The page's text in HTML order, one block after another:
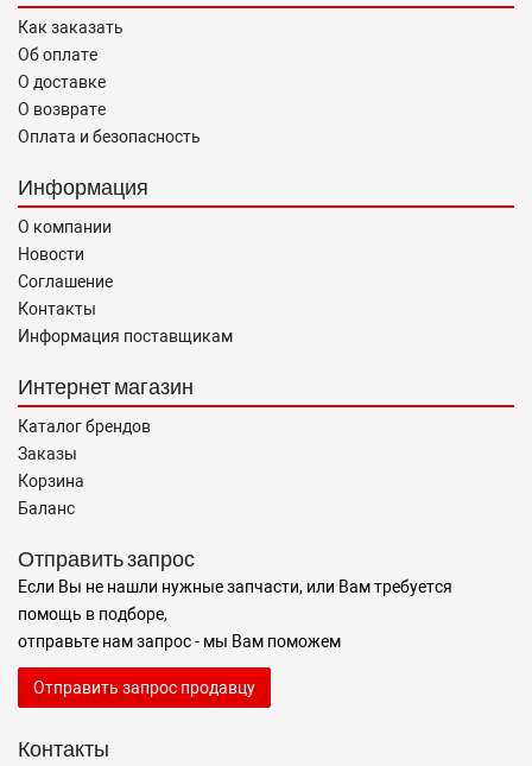
Как заказать
Об оплате
О доставке
О возврате
Оплата и безопасность
Информация
О компании
Новости
Соглашение
Контакты
Информация поставщикам
Интернет магазин
Каталог брендов
Заказы
Корзина
Баланс
Отправить запрос
Если Вы не нашли нужные запчасти, или Вам требуется
помощь в подборе,
отправьте нам запрос - мы Вам поможем
Отправить запрос продавцу
Контакты